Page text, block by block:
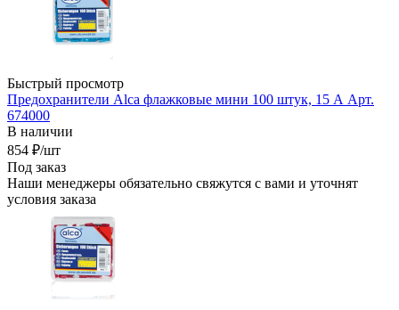
Быстрый просмотр
Предохранители Alca флажковые мини 100 штук, 15 А Арт.
674000
В наличии
854 ₽/шт
Под заказ
Наши менеджеры обязательно свяжутся с вами и уточнят
условия заказа